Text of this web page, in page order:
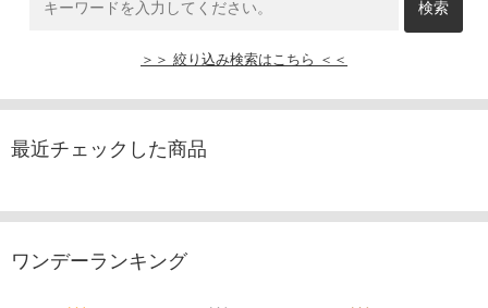
＞＞ 絞り込み検索はこちら ＜＜
最近チェックした商品
ワンデーランキング